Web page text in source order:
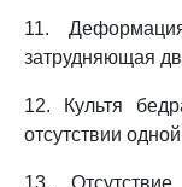
11.
затрудняющая
12. Культя
отсутствии
13.